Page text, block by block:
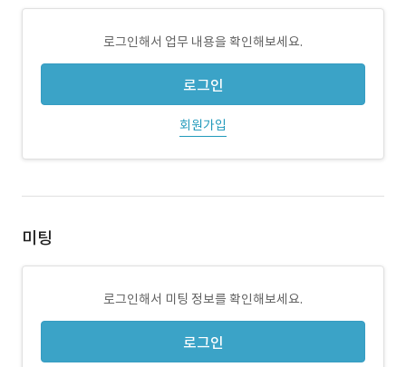
로그인해서 업무 내용을 확인해보세요.
로그인
회원가입
미팅
로그인해서 미팅 정보를 확인해보세요.
로그인